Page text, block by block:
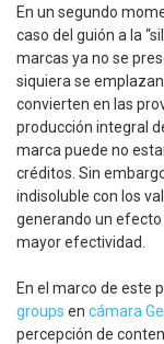
En un segundo
caso del guión a la
marcas ya no se
siquiera se
convierten en las
producción integral
marca puede no
créditos. Sin
indisoluble con los
generando un
mayor efectividad.
En el marco de este
groups en cámara
percepción de